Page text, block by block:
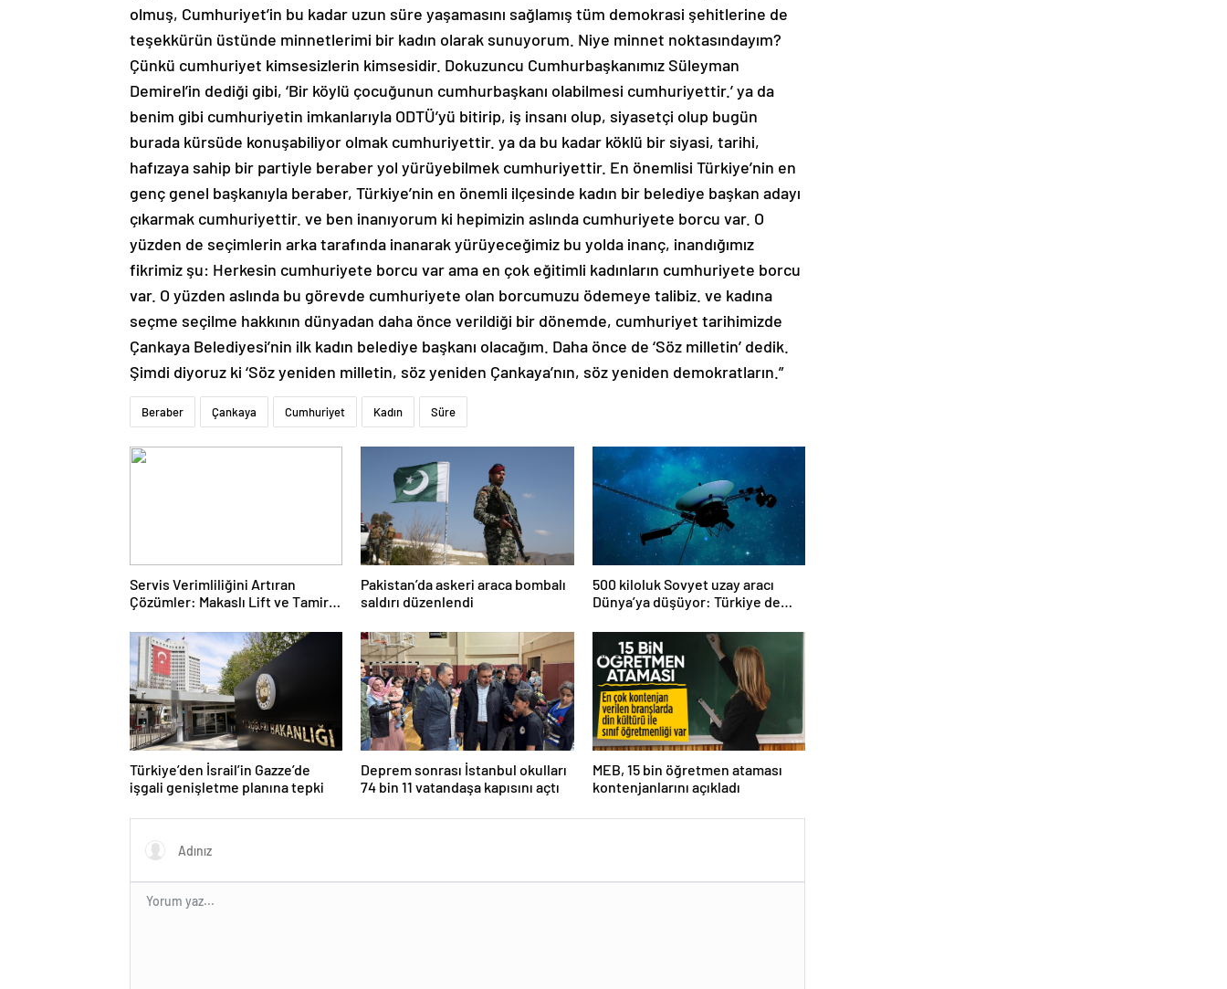
olmuş, Cumhuriyet’in bu kadar uzun süre yaşamasını sağlamış tüm demokrasi şehitlerine de
teşekkürün üstünde minnetlerimi bir kadın olarak sunuyorum. Niye minnet noktasındayım?
Çünkü cumhuriyet kimsesizlerin kimsesidir. Dokuzuncu Cumhurbaşkanımız Süleyman
Demirel’in dediği gibi, ‘Bir köylü çocuğunun cumhurbaşkanı olabilmesi cumhuriyettir.’ ya da
benim gibi cumhuriyetin imkanlarıyla ODTÜ’yü bitirip, iş insanı olup, siyasetçi olup bugün
burada kürsüde konuşabiliyor olmak cumhuriyettir. ya da bu kadar köklü bir siyasi, tarihi,
hafızaya sahip bir partiyle beraber yol yürüyebilmek cumhuriyettir. En önemlisi Türkiye’nin en
genç genel başkanıyla beraber, Türkiye’nin en önemli ilçesinde kadın bir belediye başkan adayı
çıkarmak cumhuriyettir. ve ben inanıyorum ki hepimizin aslında cumhuriyete borcu var. O
yüzden de seçimlerin arka tarafında inanarak yürüyeceğimiz bu yolda inanç, inandığımız
fikrimiz şu: Herkesin cumhuriyete borcu var ama en çok eğitimli kadınların cumhuriyete borcu
var. O yüzden aslında bu görevde cumhuriyete olan borcumuzu ödemeye talibiz. ve kadına
seçme seçilme hakkının dünyadan daha önce verildiği bir dönemde, cumhuriyet tarihimizde
Çankaya Belediyesi’nin ilk kadın belediye başkanı olacağım. Daha önce de ‘Söz milletin’ dedik.
Şimdi diyoruz ki ‘Söz yeniden milletin, söz yeniden Çankaya’nın, söz yeniden demokratların.”
Beraber Çankaya Cumhuriyet Kadın Süre
Servis Verimliliğini Artıran
Çözümler: Makaslı Lift ve Tamirci
Pakistan’da askeri araca bombalı
saldırı düzenlendi
500 kiloluk Sovyet uzay aracı
Dünya’ya düşüyor: Türkiye de
Türkiye’den İsrail’in Gazze’de
işgali genişletme planına tepki
Deprem sonrası İstanbul okulları
74 bin 11 vatandaşa kapısını açtı
MEB, 15 bin öğretmen ataması
kontenjanlarını açıkladı